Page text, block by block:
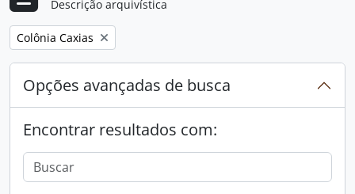
Descrição arquivística
Remover filtro:
Colônia Caxias
Opções avançadas de busca
Encontrar resultados com: